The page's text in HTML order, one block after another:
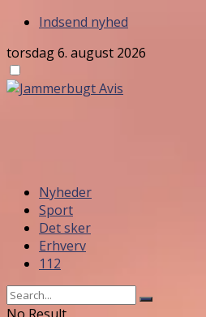
Indsend nyhed
torsdag 6. august 2026
Nyheder
Sport
Det sker
Erhverv
112